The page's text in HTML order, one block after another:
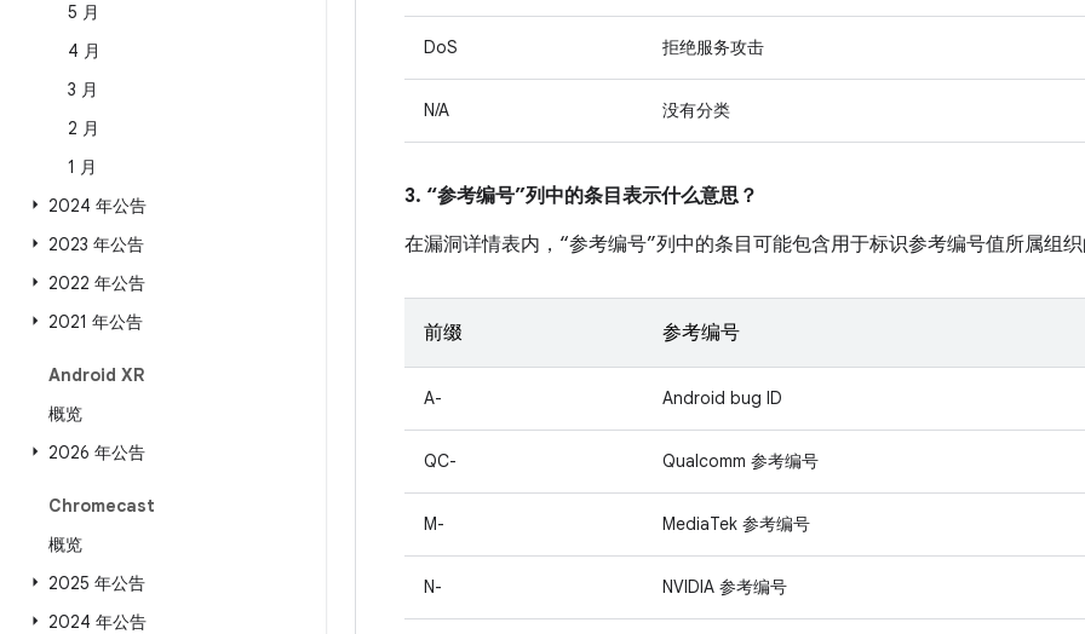
5 月
4 月
3 月
2 月
1 月
2024 年公告
2023 年公告
2022 年公告
2021 年公告
Android XR
概览
2026 年公告
Chromecast
概览
2025 年公告
2024 年公告
DoS 拒绝服务攻击
N/A 没有分类
3. “参考编号”列中的条目表示什么意思？
在漏洞详情表内，“参考编号”列中的条目可能包含用于标识参考编号值所属组
前缀 参考编号
A- Android bug ID
QC- Qualcomm 参考编号
M- MediaTek 参考编号
N- NVIDIA 参考编号